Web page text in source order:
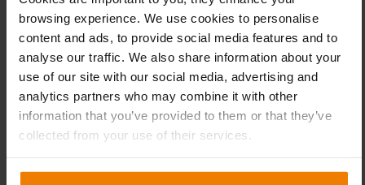
browsing experience. We use cookies to personalise
content and ads, to provide social media features and to
analyse our traffic. We also share information about your
use of our site with our social media, advertising and
analytics partners who may combine it with other
information that you’ve provided to them or that they’ve
collected from your use of their services.
considérables pour l’ensemble de la chaîne
d’approvisionnement.”
“Bien plus à venir”
De Deckere est convaincu que ce n’est pas fini : “Nous
utilisons maintenant Slim4 pour optimiser davantage le